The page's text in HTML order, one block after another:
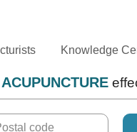
Knowledge
ACUPUNCTURE